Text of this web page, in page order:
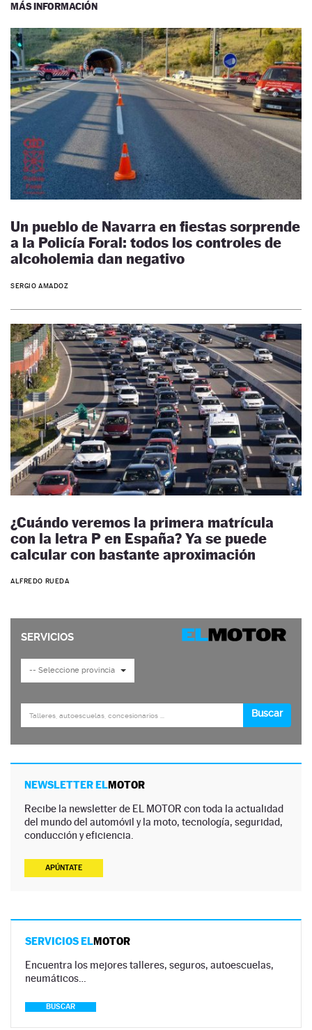
MÁS INFORMACIÓN
Un pueblo de Navarra en fiestas sorprende
a la Policía Foral: todos los controles de
alcoholemia dan negativo
SERGIO AMADOZ
¿Cuándo veremos la primera matrícula
con la letra P en España? Ya se puede
calcular con bastante aproximación
ALFREDO RUEDA
NEWSLETTER ELMOTOR
Recibe la newsletter de EL MOTOR con toda la actualidad
del mundo del automóvil y la moto, tecnología, seguridad,
conducción y eficiencia.
APÚNTATE
SERVICIOS ELMOTOR
Encuentra los mejores talleres, seguros, autoescuelas,
neumáticos…
BUSCAR